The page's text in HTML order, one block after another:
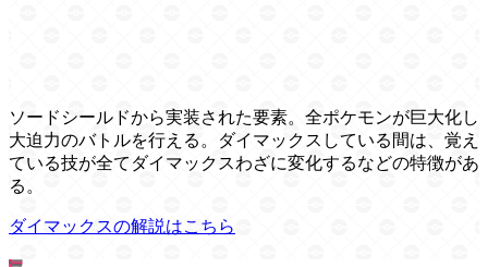
ソードシールドから実装された要素。全ポケモンが巨大化し
大迫力のバトルを行える。ダイマックスしている間は、覚え
ている技が全てダイマックスわざに変化するなどの特徴があ
る。
ダイマックスの解説はこちら